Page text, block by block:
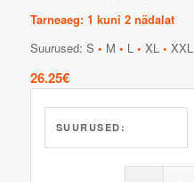
Tarneaeg: 1 kuni 2 nädalat
Suurused: S • M • L • XL • XXL
26.25€
SUURUSED: